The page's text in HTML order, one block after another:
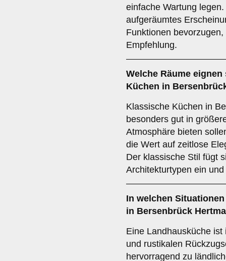
einfache Wartung
aufgeräumtes
Funktionen
Empfehlung.
Welche Räume
Küchen in
Klassische Küchen in
besonders gut in
Atmosphäre bieten
die Wert auf zeitlose
Der klassische Stil fügt
Architekturtypen ein
In welchen
in Bersenbrück
Eine Landhausküche
und rustikalen
hervorragend zu